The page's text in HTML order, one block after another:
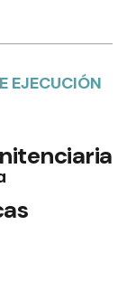
EJECUCIÓN